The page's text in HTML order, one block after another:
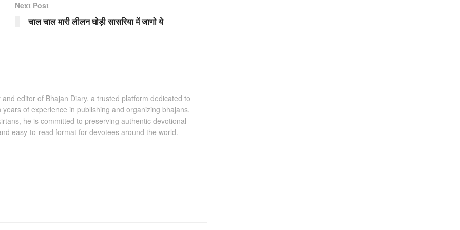
Next Post
चाल चाल मारी लीलन घोड़ी सासरिया में जाणो ये
editor of Bhajan Diary, a trusted platform dedicated to
of experience in publishing and organizing bhajans,
he is committed to preserving authentic devotional
easy-to-read format for devotees around the world.